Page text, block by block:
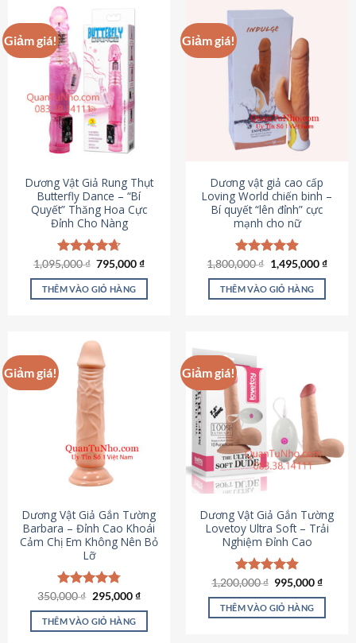
Giảm giá!
Dương Vật Giả Rung Thụt
Butterfly Dance – “Bí
Quyết” Thăng Hoa Cực
Đỉnh Cho Nàng
Được xếp
hạng4.65
5 sao
1,095,000₫ Giá
là:
1,095,000 ₫.
795,000₫Giá
tại
THÊM VÀO GIỎ HÀNG
Giảm giá!
Dương vật giả cao cấp
Loving World chiến binh –
Bí quyết “lên đỉnh” cực
mạnh cho nữ
Được xếp
hạng4.89
5 sao
1,800,000₫ Giá
gốc
là:
1,800,000 ₫.
1,495,000₫Giá
THÊM VÀO GIỎ HÀNG
Giảm giá!
Dương Vật Giả Gắn Tường
Barbara – Đỉnh Cao Khoái
Cảm Chị Em Không Nên Bỏ
Lỡ
Được xếp
hạng4.79
5 sao
350,000₫ Giá
là:
350,000 ₫.
295,000₫Giá
tại
THÊM VÀO GIỎ HÀNG
Giảm giá!
Dương Vật Giả Gắn Tường
Lovetoy Ultra Soft – Trải
Nghiệm Đỉnh Cao
Được xếp
hạng4.82
5 sao
1,200,000₫ Giá
là:
1,200,000 ₫.
995,000₫Giá
tại
THÊM VÀO GIỎ HÀNG